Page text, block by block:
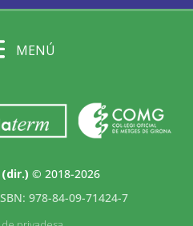
MENÚ
© 2018-2026
978-84-09-71424-7